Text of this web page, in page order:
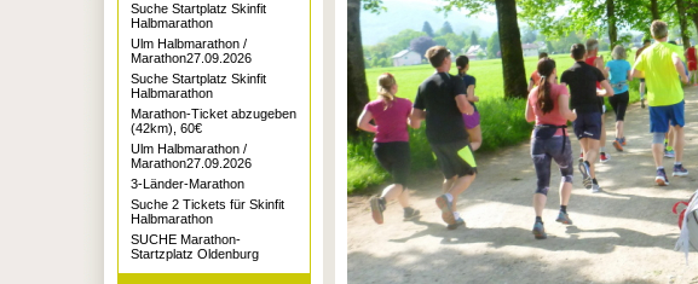
Suche Startplatz Skinfit
Halbmarathon
Ulm Halbmarathon /
Marathon27.09.2026
Suche Startplatz Skinfit
Halbmarathon
Marathon-Ticket abzugeben
(42km), 60€
Ulm Halbmarathon /
Marathon27.09.2026
3-Länder-Marathon
Suche 2 Tickets für Skinfit
Halbmarathon
SUCHE Marathon-
Startzplatz Oldenburg